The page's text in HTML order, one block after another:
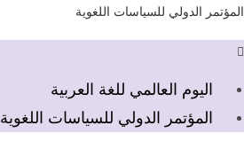
Skip
content
المؤتمر الدولي للسياسات اللغوية
القائمة
اليوم العالمي للغة العربية
المؤتمر الدولي للسياسات اللغوية